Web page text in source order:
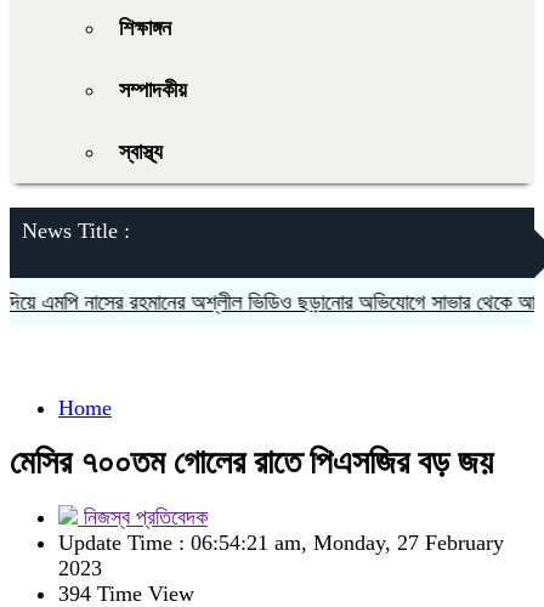
শিক্ষাঙ্গন
সম্পাদকীয়
স্বাস্থ্য
News Title :
নাসের রহমানের অশ্লীল ভিডিও ছড়ানোর অভিযোগে সাভার থেকে আসামি
Home
মেসির ৭০০তম গোলের রাতে পিএসজির বড় জয়
নিজস্ব প্রতিবেদক
Update Time : 06:54:21 am, Monday, 27 February
2023
394 Time View